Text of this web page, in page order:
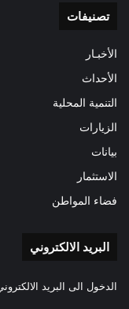
تصنيفات
الأخبـار
الأحداث
التنمية المحلية
الزيارات
بيانات
الاستثمار
فضاء المواطن
البريد الالكتروني
الدخول الى البريد